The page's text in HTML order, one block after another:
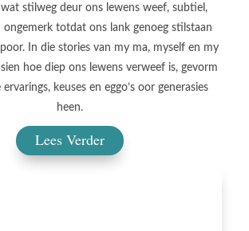
stilweg deur ons lewens weef, subtiel,
ongemerk totdat ons lank genoeg stilstaan
In die stories van my ma, myself en my
hoe diep ons lewens verweef is, gevorm
keuses en eggo’s oor generasies
heen.
Lees Verder